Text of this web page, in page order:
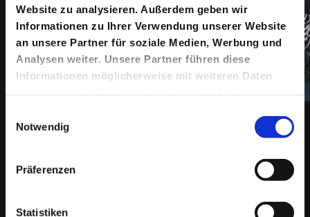
Website zu analysieren. Außerdem geben wir
Informationen zu Ihrer Verwendung unserer Website
an unsere Partner für soziale Medien, Werbung und
Analysen weiter. Unsere Partner führen diese
Informationen möglicherweise mit weiteren Daten
gesammelt haben.
Notwendig
Präferenzen
Statistiken
Keine aktuellen Termine